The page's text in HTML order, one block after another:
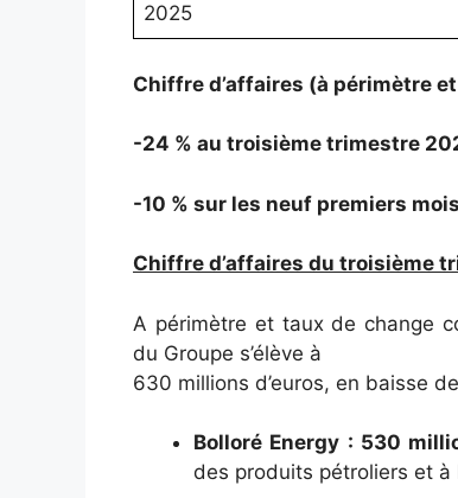
2025
Chiffre d’affaires (à périmètre
-24 % au troisième trimestre
-10 % sur les neuf premiers
Chiffre d’affaires du troisième
A périmètre et taux de change
du Groupe s’élève à
630 millions d’euros, en baisse
Bolloré Energy : 530
des produits pétroliers et